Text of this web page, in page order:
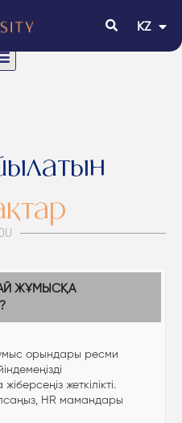
KZ
EN
ЖҰМЫСҚА
орындары ресми
жеткілікті.
HR мамандары